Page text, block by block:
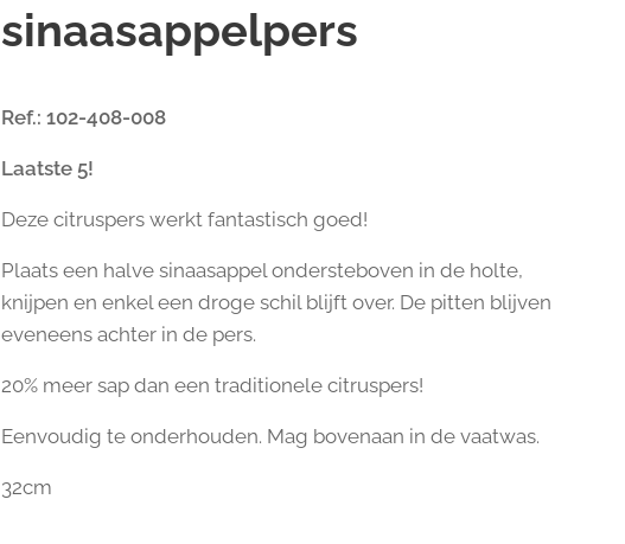
sinaasappelpers
Ref.: 102-408-008
Laatste 5!
Deze citruspers werkt fantastisch goed!
Plaats een halve sinaasappel ondersteboven in de holte,
knijpen en enkel een droge schil blijft over. De pitten blijven
eveneens achter in de pers.
20% meer sap dan een traditionele citruspers!
Eenvoudig te onderhouden. Mag bovenaan in de vaatwas.
32cm